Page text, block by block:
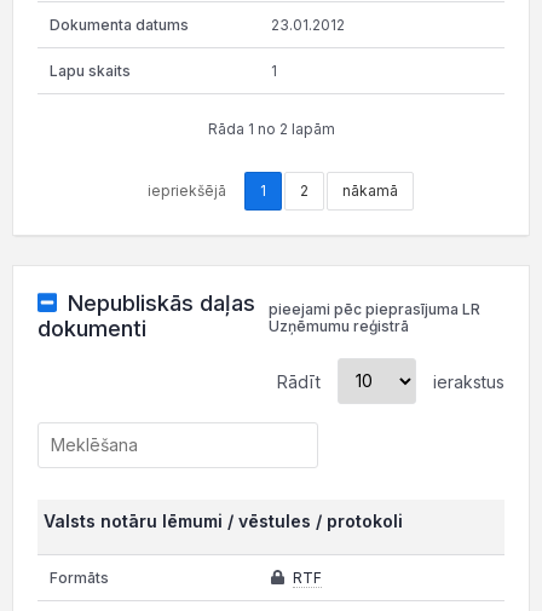
23.01.2012
1
Rāda 1 no 2 lapām
iepriekšējā 1 2 nākamā
Nepubliskās daļas
dokumenti
pieejami pēc pieprasījuma LR
Uzņēmumu reģistrā
Rādīt ierakstus
Valsts notāru lēmumi / vēstules / protokoli
RTF